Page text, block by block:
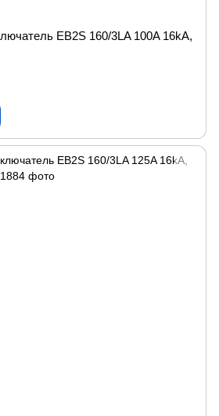
EB2S 160/3LA 100A 16kA,